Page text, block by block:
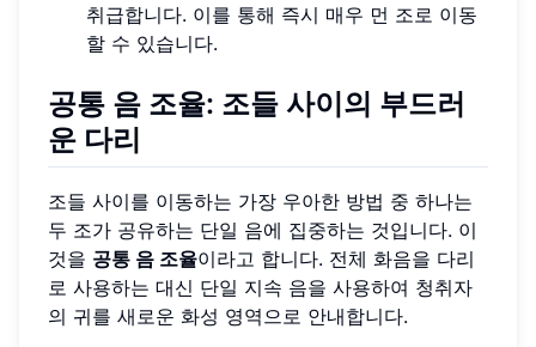
취급합니다. 이를 통해 즉시 매우 먼 조로 이동
할 수 있습니다.
공통 음 조율: 조들 사이의 부드러
운 다리
조들 사이를 이동하는 가장 우아한 방법 중 하나는
두 조가 공유하는 단일 음에 집중하는 것입니다. 이
것을 공통 음 조율이라고 합니다. 전체 화음을 다리
로 사용하는 대신 단일 지속 음을 사용하여 청취자
의 귀를 새로운 화성 영역으로 안내합니다.